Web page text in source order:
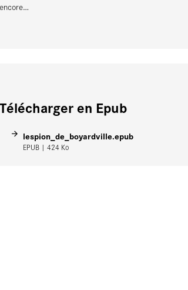
encore…
Télécharger en Epub
lespion_de_boyardville.epub
EPUB | 424 Ko